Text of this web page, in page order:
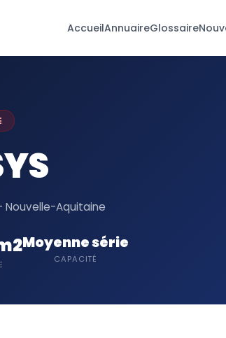
AccueilAnnuaireGlossaire
Nouvelle-Aquitaine
Moyenne série
CAPACITÉ